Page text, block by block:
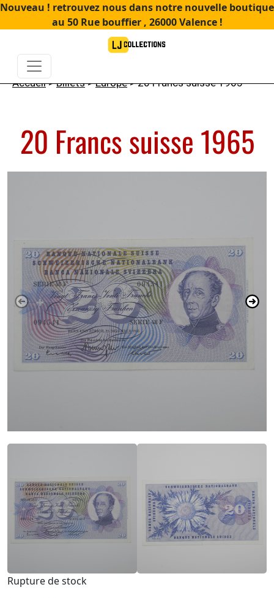
Nouveau ! retrouvez nous dans notre nouvelle boutique
au 50 Rue bouffier , 26000 Valence !
Accueil>Billets>Europe> 20 Francs suisse 1965
20 Francs suisse 1965
Rupture de stock